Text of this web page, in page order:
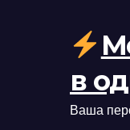
в
Ваша